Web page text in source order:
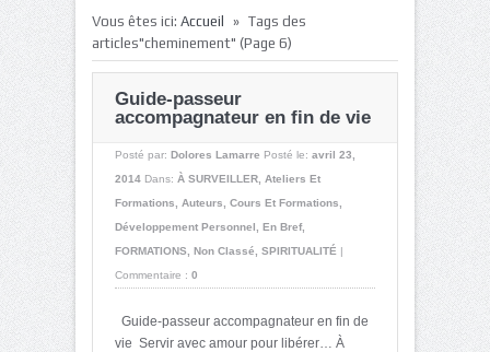
Vous êtes ici: Accueil » Tags des
articles"cheminement" (Page 6)
Guide-passeur
accompagnateur en fin de vie
Posté par: Dolores Lamarre Posté le: avril 23,
2014 Dans: À SURVEILLER
Ateliers Et
Formations
Auteurs Cours Et Formations
Développement Personnel
En Bref,
FORMATIONS
Non Classé SPIRITUALITÉ |
Commentaire : 0
Guide-passeur accompagnateur en fin de
vie Servir avec amour pour libérer… À